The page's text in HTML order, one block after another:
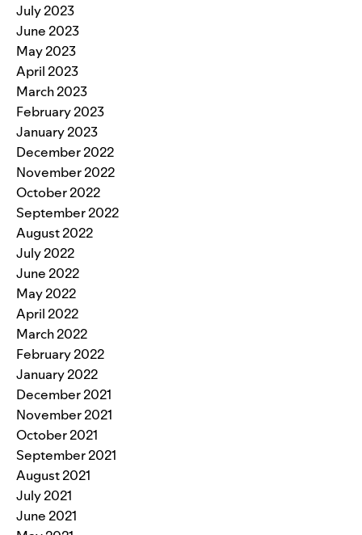
July 2023
June 2023
May 2023
April 2023
March 2023
February 2023
January 2023
December 2022
November 2022
October 2022
September 2022
August 2022
July 2022
June 2022
May 2022
April 2022
March 2022
February 2022
January 2022
December 2021
November 2021
October 2021
September 2021
August 2021
July 2021
June 2021